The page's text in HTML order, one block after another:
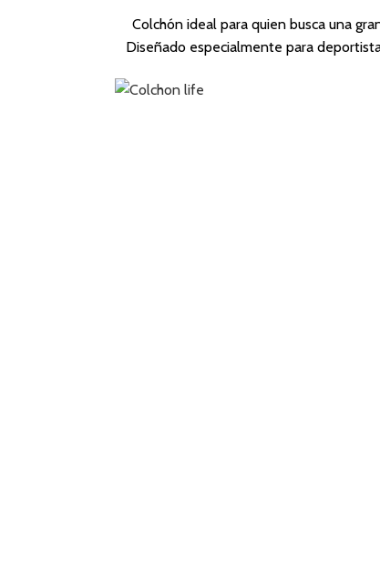
Colchón ideal para quien busca una
Diseñado especialmente para